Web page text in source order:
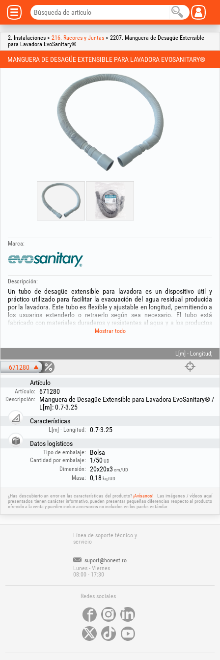
2. Instalaciones > 216. Racores y Juntas > 2207. Manguera de Desagüe Extensible
para Lavadora EvoSanitary®
MANGUERA DE DESAGÜE EXTENSIBLE PARA LAVADORA EVOSANITARY®
Marca:
Descripción:
Un tubo de desagüe extensible para lavadora es un dispositivo útil y
práctico utilizado para facilitar la evacuación del agua residual producida
por la lavadora. Este tubo es flexible y ajustable en longitud, permitiendo a
los usuarios extenderlo o retraerlo según sea necesario. El tubo está
fabricado con materiales duraderos y resistentes al agua y a los productos
químicos, para soportar las condiciones propias del entorno de lavado.
el agua residual desde la máquina hasta el sistema de alcantarillado u otro
punto de descarga. Su carácter extensible permite ajustar la longitud en
función de la distancia hasta el punto de evacuación, ofreciendo así
flexibilidad en la ubicación de la lavadora. Estos tubos son esenciales para
garantizar una evacuación eficiente del agua residual y el correcto
funcionamiento de la lavadora durante los ciclos de lavado.
Mostrar todo
L[m] - Longitud;
671280
Artículo
Artículo: 671280
Descripción:
Manguera de Desagüe Extensible para Lavadora EvoSanitary® /
L[m]: 0.7-3.25
Características
L[m] - Longitud:
0.7-3.25
Datos logísticos
Tipo de embalaje: Bolsa
Cantidad por embalaje: 1/50UD
Dimensión: 20x20x3 cm/UD
Masa: 0,18 kg/UD
¿Has descubierto un error en las características del producto?¡Avísanos!
Las imágenes / vídeos aquí
presentados tienen carácter informativo, pueden presentar pequeñas diferencias respecto al producto
ofrecido a la venta y pueden incluir accesorios no incluidos en los packs estándar.
Línea de soporte técnico y
servicio
suport@honest.ro
Lunes - Viernes
08:00 - 17:30
Redes sociales